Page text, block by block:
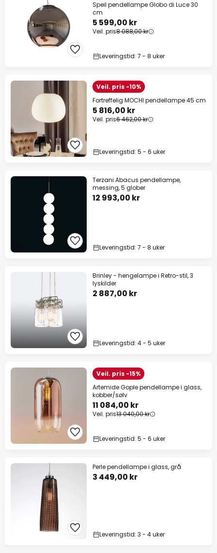
Speil pendellampe Globo di Luce 30
cm
5 599,00 kr
Veil. pris8 088,00 kr
Leveringstid: 7 - 8 uker
Veil. pris -10%
Fortreffelig MOCHI pendellampe 45 cm
5 816,00 kr
Veil. pris6 462,00 kr
Leveringstid: 5 - 6 uker
Terzani Abacus pendellampe,
messing, 5 glober
12 993,00 kr
Leveringstid: 7 - 8 uker
Brinley - hengelampe i Retro-stil, 3
lyskilder
2 887,00 kr
Leveringstid: 4 - 5 uker
Veil. pris -15%
Artemide Gople pendellampe i glass,
kobber/sølv
11 084,00 kr
Veil. pris13 040,00 kr
Leveringstid: 5 - 6 uker
Perle pendellampe i glass, grå
3 449,00 kr
Leveringstid: 3 - 4 uker